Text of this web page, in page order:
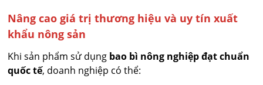
Nâng cao giá trị thương hiệu và uy tín xuất
khẩu nông sản
Khi sản phẩm sử dụng bao bì nông nghiệp đạt chuẩn
quốc tế, doanh nghiệp có thể: